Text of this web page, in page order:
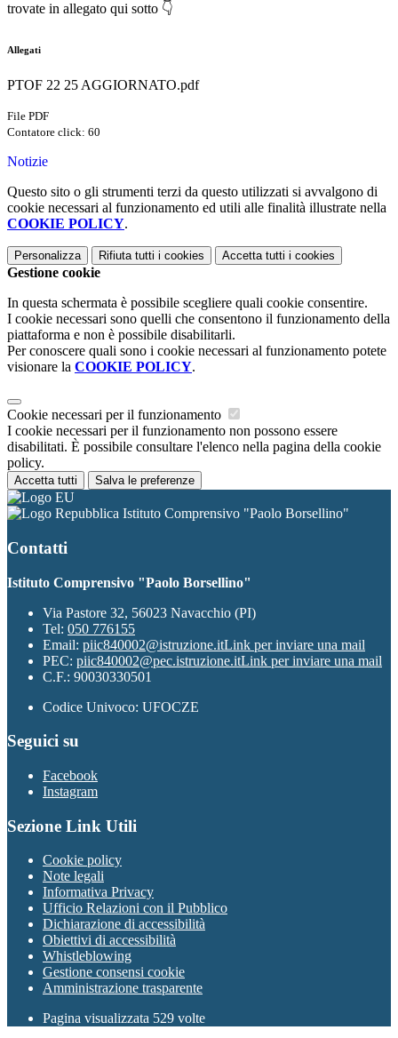
trovate in allegato qui sotto 👇
Allegati
PTOF 22 25 AGGIORNATO.pdf
File PDF
Contatore click: 60
Notizie
Questo sito o gli strumenti terzi da questo utilizzati si avvalgono di
cookie necessari al funzionamento ed utili alle finalità illustrate nella
COOKIE POLICY.
Personalizza Rifiuta tutti i cookies Accetta tutti i cookies
Gestione cookie
In questa schermata è possibile scegliere quali cookie consentire.
I cookie necessari sono quelli che consentono il funzionamento della
piattaforma e non è possibile disabilitarli.
Per conoscere quali sono i cookie necessari al funzionamento potete
visionare la COOKIE POLICY.
Cookie necessari per il funzionamento
I cookie necessari per il funzionamento non possono essere
disabilitati. È possibile consultare l'elenco nella pagina della cookie
policy.
Accetta tutti Salva le preferenze
Istituto Comprensivo "Paolo Borsellino"
Contatti
Istituto Comprensivo "Paolo Borsellino"
Via Pastore 32, 56023 Navacchio (PI)
Tel: 050 776155
Email: piic840002@istruzione.itLink per inviare una mail
PEC: piic840002@pec.istruzione.itLink per inviare una mail
C.F.: 90030330501
Codice Univoco: UFOCZE
Seguici su
Facebook
Instagram
Sezione Link Utili
Cookie policy
Note legali
Informativa Privacy
Ufficio Relazioni con il Pubblico
Dichiarazione di accessibilità
Obiettivi di accessibilità
Whistleblowing
Gestione consensi cookie
Amministrazione trasparente
Pagina visualizzata 529 volte